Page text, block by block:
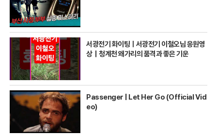
서광전기 화이팅ㅣ서광전기 이철오님 응원영
상｜청계천 왜가리의 품격과 좋은 기운
Passenger | Let Her Go (Official Vid
eo)